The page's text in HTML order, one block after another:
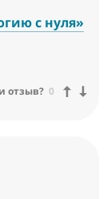
с нуля»
отзыв? 0